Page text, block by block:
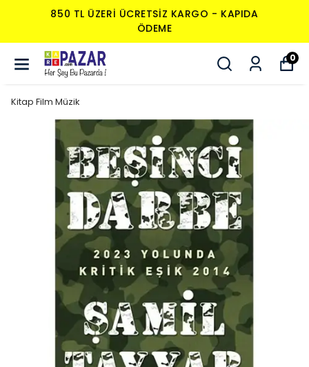
850 TL ÜZERI ÜCRETSIZ KARGO - KAPIDA
ÖDEME
0
Kitap Film Müzik